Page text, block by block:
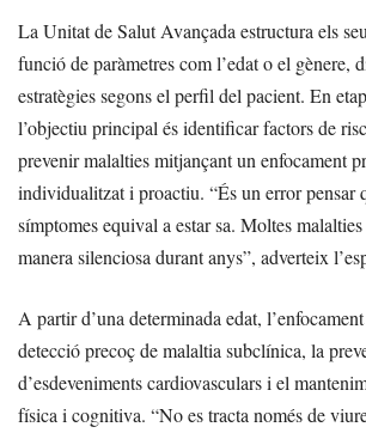
La Unitat de Salut Avançada estructura els
funció de paràmetres com l’edat o el gènere,
estratègies segons el perfil del pacient. En
l’objectiu principal és identificar factors de
prevenir malalties mitjançant un enfocament
individualitzat i proactiu. “És un error pensar
símptomes equival a estar sa. Moltes
manera silenciosa durant anys”, adverteix
A partir d’una determinada edat,
detecció precoç de malaltia subclínica, la
d’esdeveniments cardiovasculars i el
física i cognitiva. “No es tracta només de